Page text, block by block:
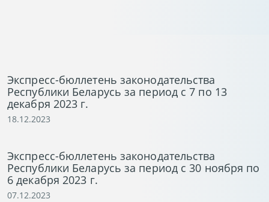
Экспресс-бюллетень законодательства
Республики Беларусь за период с 7 по 13
декабря 2023 г.
18.12.2023
Экспресс-бюллетень законодательства
Республики Беларусь за период с 30 ноября по
6 декабря 2023 г.
07.12.2023